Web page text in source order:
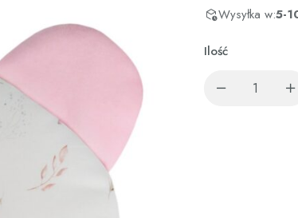
Wysyłka w:5-
Ilość